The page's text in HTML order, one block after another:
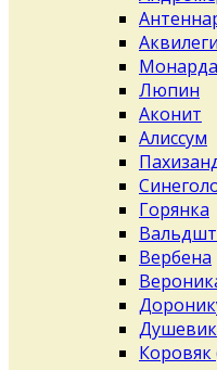
Монарда
Люпин
Аконит
Алиссум
Горянка
Вербена
Душевик
Коровяк